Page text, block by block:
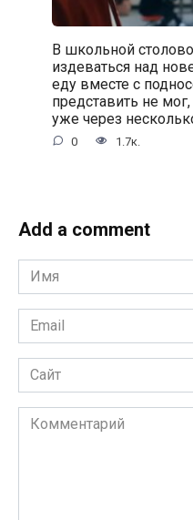
В школьной
издеваться над
еду вместе с
представить не
уже через
0 1.7к.
Add a comment
Имя
*
Email
*
Сайт
Комментарий